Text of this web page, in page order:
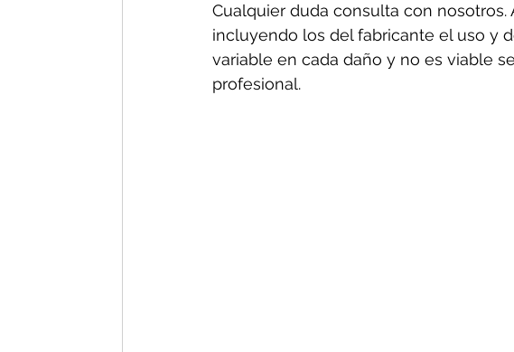
Cualquier duda consulta con
incluyendo los del fabricante el uso y
variable en cada daño y no es viable
profesional.